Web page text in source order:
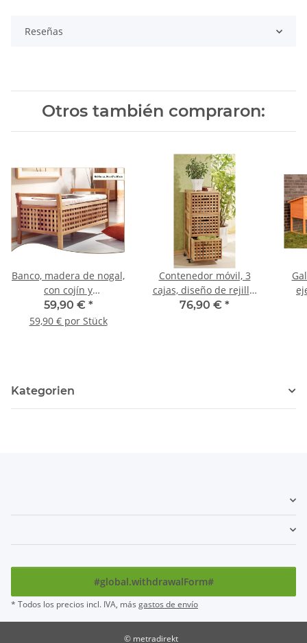
Reseñas
Otros también compraron:
Banco, madera de nogal,
con cojín y
almacenamiento.
59,90 € *
59,90 € por Stück
Contenedor móvil, 3
cajas, diseño de rejilla,
madera de nuez
76,90 € *
Kategorien
#global.withdrawalForm#
* Todos los precios incl. IVA, más gastos de envío
© metradirekt